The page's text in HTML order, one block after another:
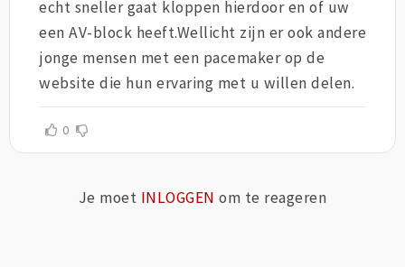
echt sneller gaat kloppen hierdoor en of uw
een AV-block heeft.Wellicht zijn er ook andere
jonge mensen met een pacemaker op de
website die hun ervaring met u willen delen.
0
Je moet INLOGGEN om te reageren